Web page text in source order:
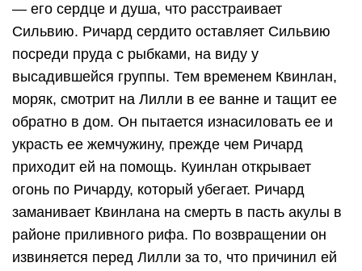
— его сердце и душа, что расстраивает
Сильвию. Ричард сердито оставляет Сильвию
посреди пруда с рыбками, на виду у
высадившейся группы. Тем временем Квинлан,
моряк, смотрит на Лилли в ее ванне и тащит ее
обратно в дом. Он пытается изнасиловать ее и
украсть ее жемчужину, прежде чем Ричард
приходит ей на помощь. Куинлан открывает
огонь по Ричарду, который убегает. Ричард
заманивает Квинлана на смерть в пасть акулы в
районе приливного рифа. По возвращении он
извиняется перед Лилли за то, что причинил ей